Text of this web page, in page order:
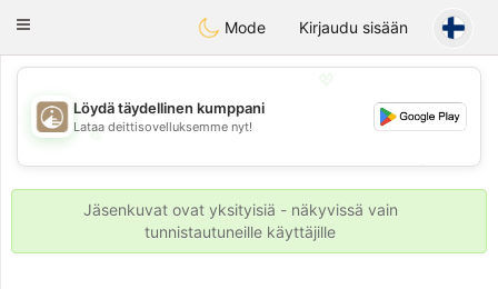
Bahebik
Toggle
Mode Kirjaudu sisään
💖
💕
💕
Löydä täydellinen kumppani
Lataa deittisovelluksemme nyt!
Jäsenkuvat ovat yksityisiä - näkyvissä vain
tunnistautuneille käyttäjille